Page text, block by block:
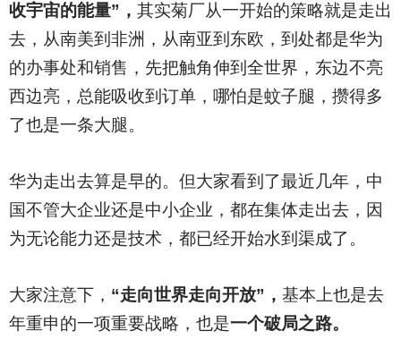
收宇宙的能量”， 其实菊厂从一开始的策略就是走出
去，从南美到非洲，从南亚到东欧，到处都是华为
的办事处和销售，先把触角伸到全世界，东边不亮
西边亮，总能吸收到订单，哪怕是蚊子腿，攒得多
了也是一条大腿。
华为走出去算是早的。但大家看到了最近几年，中
国不管大企业还是中小企业，都在集体走出去，因
为无论能力还是技术，都已经开始水到渠成了。
大家注意下， “走向世界走向开放”， 基本上也是去
年重申的一项重要战略，也是一个破局之路。